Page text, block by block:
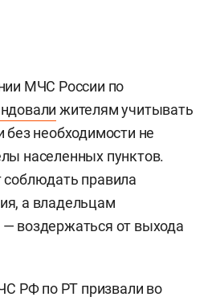
МЧС России по
жителям учитывать
без необходимости не
населенных пунктов.
соблюдать правила
а владельцам
воздержаться от выхода
РФ по РТ призвали во